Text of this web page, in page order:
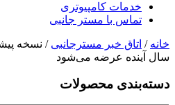
خدمات کامپیوتری
تماس با مستر جانبی
خانه / اتاق خبر مسترجانبی
سال آینده عرضه می‌شود
دسته‌بندی‌ محصولات